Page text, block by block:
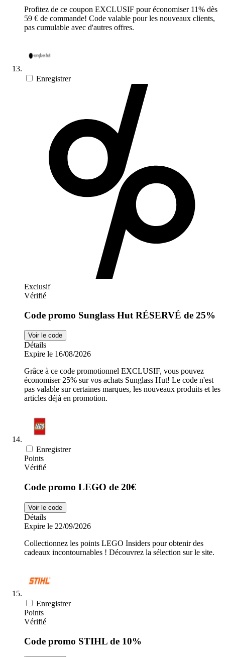
Profitez de ce coupon EXCLUSIF pour économiser 11% dès
59 € de commande! Code valable pour les nouveaux clients,
pas cumulable avec d'autres offres.
Enregistrer
Exclusif
Vérifié
Code promo Sunglass Hut RÉSERVÉ de 25%
Voir le code
Détails
Expire le 16/08/2026
Grâce à ce code promotionnel EXCLUSIF, vous pouvez
économiser 25% sur vos achats Sunglass Hut! Le code n'est
pas valable sur certaines marques, les nouveaux produits et les
articles déjà en promotion.
Enregistrer
Points
Vérifié
Code promo LEGO de 20€
Voir le code
Détails
Expire le 22/09/2026
Collectionnez les points LEGO Insiders pour obtenir des
cadeaux incontournables ! Découvrez la sélection sur le site.
Enregistrer
Points
Vérifié
Code promo STIHL de 10%